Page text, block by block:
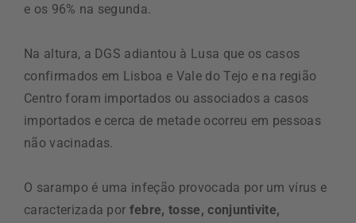
e os 96% na segunda.
Na altura, a DGS adiantou à Lusa que os casos
confirmados em Lisboa e Vale do Tejo e na região
Centro foram importados ou associados a casos
importados e cerca de metade ocorreu em pessoas
não vacinadas.
O sarampo é uma infeção provocada por um vírus e
caracterizada por febre, tosse, conjuntivite,